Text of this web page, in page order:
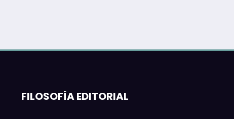
FILOSOFÍA EDITORIAL